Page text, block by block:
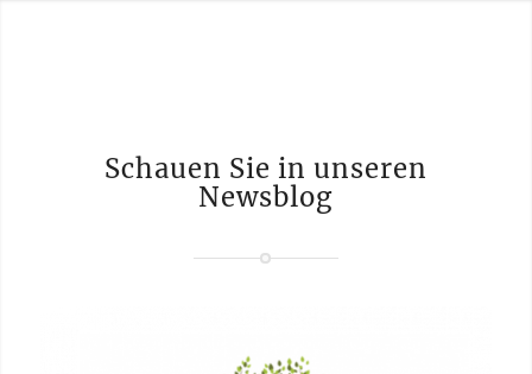
Schauen Sie in unseren
Newsblog